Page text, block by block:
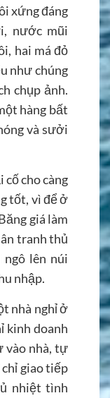
xứng đáng
nước mũi
hai má đỏ
như chúng
chụp ảnh.
hàng bất
và sưởi
cố cho càng
tốt, vì để ở
giá làm
tranh thủ
lên núi
nhập.
nhà nghỉ ở
kinh doanh
vào nhà, tự
giao tiếp
nhiệt tình